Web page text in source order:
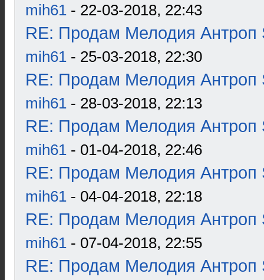
mih61 - 22-03-2018, 22:43
RE: Продам Мелодия Антроп
mih61 - 25-03-2018, 22:30
RE: Продам Мелодия Антроп
mih61 - 28-03-2018, 22:13
RE: Продам Мелодия Антроп
mih61 - 01-04-2018, 22:46
RE: Продам Мелодия Антроп
mih61 - 04-04-2018, 22:18
RE: Продам Мелодия Антроп
mih61 - 07-04-2018, 22:55
RE: Продам Мелодия Антроп